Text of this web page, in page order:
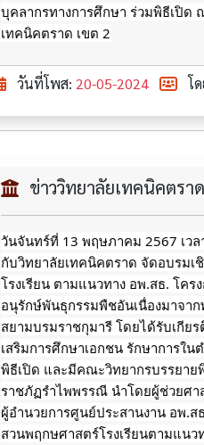
บุคลากรทางการศึกษา ร่วมพิธีเปิด
เทคนิคตราด เขต 2
วันที่โพส: 20-05-2024 โ
ข่าววิทยาลัยเทคนิคตราด
วันจันทร์ที่ 13 พฤษภาคม 2567 เว
กับวิทยาลัยเทคนิคตราด จัดอบรม
โรงเรียน ตามแนวทาง อพ.สธ. โคร
อนุรักษ์พันธุกรรมพืชอันเนื่องมาจา
สยามบรมราชกุมารี โดยได้รับเกีย
เสริมการศึกษาเอกชน รักษาการใ
พิธีเปิด และมีคณะวิทยากรบรรยาย
ราชภัฏรำไพพรรณี นำโดยผู้ช่วยศ
ผู้อำนวยการศูนย์ประสานงาน อพ.ส
สวนพฤกษศาสตร์โรงเรียนตามแน